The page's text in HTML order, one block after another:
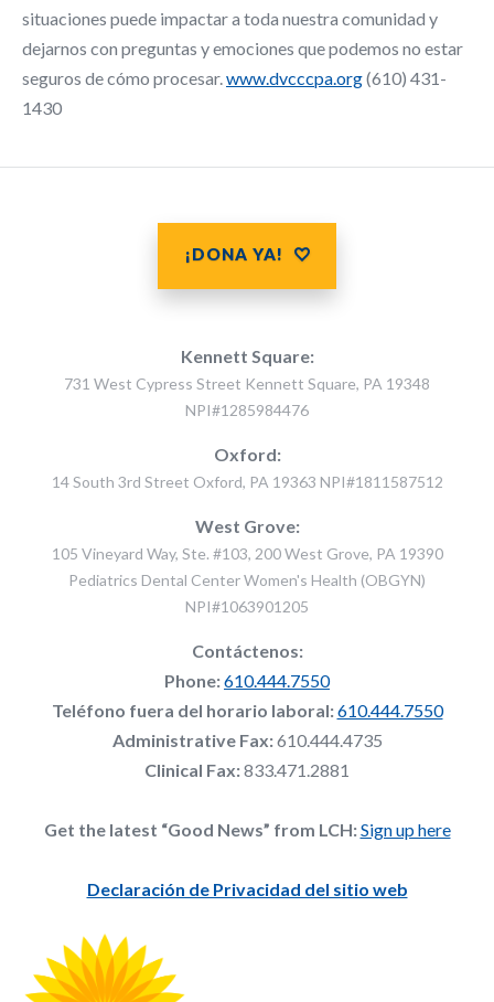
situaciones puede impactar a toda nuestra comunidad y
dejarnos con preguntas y emociones que podemos no estar
seguros de cómo procesar. www.dvcccpa.org(610) 431-
1430
¡DONA YA!
Kennett Square:
731 West Cypress Street Kennett Square, PA 19348
NPI#1285984476
Oxford:
14 South 3rd Street Oxford, PA 19363 NPI#1811587512
West Grove:
105 Vineyard Way, Ste. #103, 200 West Grove, PA 19390
Pediatrics Dental Center Women's Health (OBGYN)
NPI#1063901205
Contáctenos:
Phone:610.444.7550
Teléfono fuera del horario laboral:610.444.7550
Administrative Fax:610.444.4735
Clinical Fax:833.471.2881
Get the latest “Good News” from LCH:Sign up here
Declaración de Privacidad del sitio web